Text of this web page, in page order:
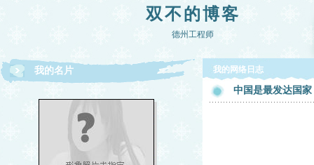
双不的博客
德州工程师
我的名片 我的网络日志
中国是最发达国家